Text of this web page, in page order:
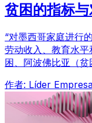
贫困的指标
“对墨西哥家庭进行
劳动收入、教育水
困、阿波佛比亚（
作者: Líder